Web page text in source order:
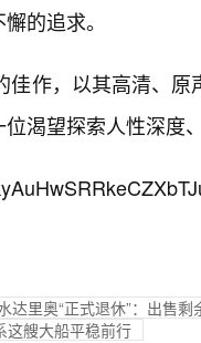
的追求。
佳作，以其高清、
渴望探索人性深度
达里奥“正式退休”：出售
这艘大船平稳前行